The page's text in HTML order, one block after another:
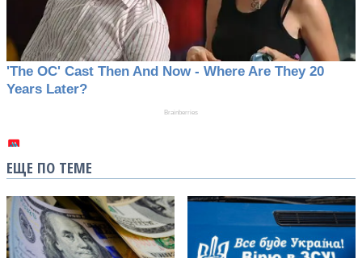
ЕЩЕ ПО ТЕМЕ